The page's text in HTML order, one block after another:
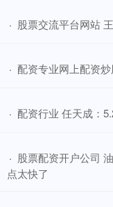
· 股票交流平台网站
· 配资专业网上配资
· 配资行业 任天成：
· 股票配资开户公司
点太快了